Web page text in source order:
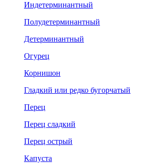
Индетерминантный
Полудетерминантный
Детерминантный
Огурец
Корнишон
Гладкий или редко бугорчатый
Перец
Перец сладкий
Перец острый
Капуста